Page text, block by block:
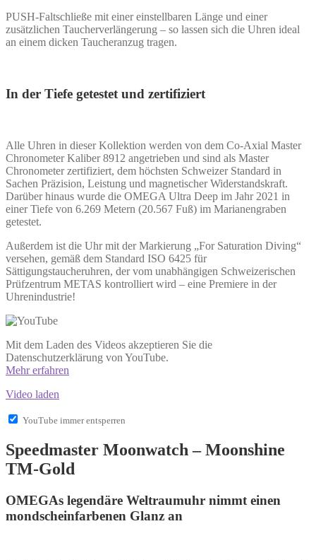
PUSH-Faltschließe mit einer einstellbaren Länge und einer
zusätzlichen Taucherverlängerung – so lassen sich die Uhren ideal
an einem dicken Taucheranzug tragen.
In der Tiefe getestet und zertifiziert
Alle Uhren in dieser Kollektion werden von dem Co-Axial Master
Chronometer Kaliber 8912 angetrieben und sind als Master
Chronometer zertifiziert, dem höchsten Schweizer Standard in
Sachen Präzision, Leistung und magnetischer Widerstandskraft.
Darüber hinaus wurde die OMEGA Ultra Deep im Jahr 2021 in
einer Tiefe von 6.269 Metern (20.567 Fuß) im Marianengraben
getestet.
Außerdem ist die Uhr mit der Markierung „For Saturation Diving“
versehen, gemäß dem Standard ISO 6425 für
Sättigungstaucheruhren, der vom unabhängigen Schweizerischen
Prüfzentrum METAS kontrolliert wird – eine Premiere in der
Uhrenindustrie!
Mit dem Laden des Videos akzeptieren Sie die
Datenschutzerklärung von YouTube.
Mehr erfahren
Video laden
YouTube immer entsperren
Speedmaster Moonwatch – Moonshine
TM-Gold
OMEGAs legendäre Weltraumuhr nimmt einen
mondscheinfarbenen Glanz an